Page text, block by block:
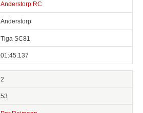
Anderstorp RC
Anderstorp
Tiga SC81
01:45.137
2
53